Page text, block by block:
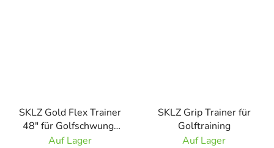
SKLZ Gold Flex Trainer
48" für Golfschwung-
Training
Auf Lager
SKLZ Grip Trainer für
Golftraining
Auf Lager